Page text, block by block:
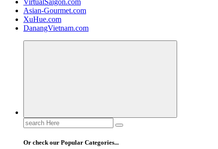
Asian-Gourmet.com
XuHue.com
DanangVietnam.com
Search
for:
Or check our Popular Categories...